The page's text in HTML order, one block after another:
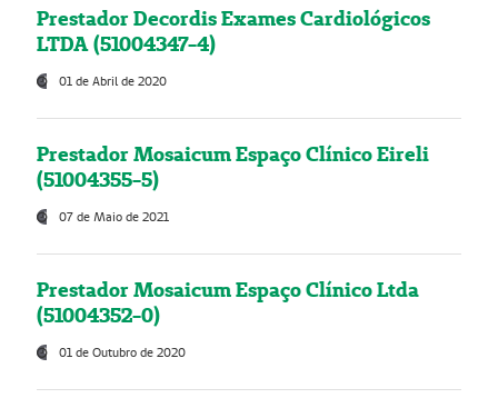
Prestador Decordis Exames Cardiológicos
LTDA (51004347-4)
01 de Abril de 2020
Prestador Mosaicum Espaço Clínico Eireli
(51004355-5)
07 de Maio de 2021
Prestador Mosaicum Espaço Clínico Ltda
(51004352-0)
01 de Outubro de 2020